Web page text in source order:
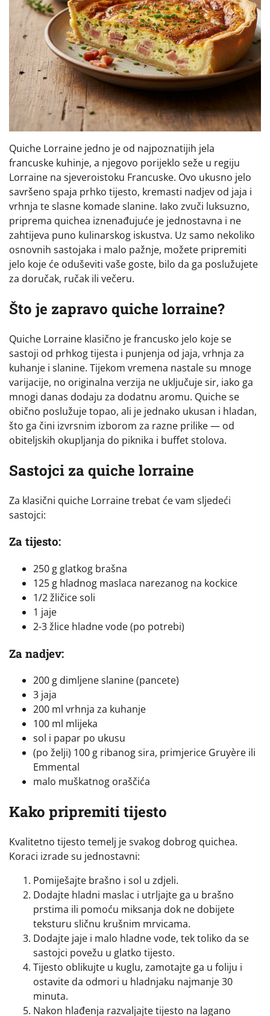
Quiche Lorraine jedno je od najpoznatijih jela
francuske kuhinje, a njegovo porijeklo seže u regiju
Lorraine na sjeveroistoku Francuske. Ovo ukusno jelo
savršeno spaja prhko tijesto, kremasti nadjev od jaja i
vrhnja te slasne komade slanine. Iako zvuči luksuzno,
priprema quichea iznenađujuće je jednostavna i ne
zahtijeva puno kulinarskog iskustva. Uz samo nekoliko
osnovnih sastojaka i malo pažnje, možete pripremiti
jelo koje će oduševiti vaše goste, bilo da ga poslužujete
za doručak, ručak ili večeru.
Što je zapravo quiche lorraine?
Quiche Lorraine klasično je francusko jelo koje se
sastoji od prhkog tijesta i punjenja od jaja, vrhnja za
kuhanje i slanine. Tijekom vremena nastale su mnoge
varijacije, no originalna verzija ne uključuje sir, iako ga
mnogi danas dodaju za dodatnu aromu. Quiche se
obično poslužuje topao, ali je jednako ukusan i hladan,
što ga čini izvrsnim izborom za razne prilike — od
obiteljskih okupljanja do piknika i buffet stolova.
Sastojci za quiche lorraine
Za klasični quiche Lorraine trebat će vam sljedeći
sastojci:
Za tijesto:
250 g glatkog brašna
125 g hladnog maslaca narezanog na kockice
1/2 žličice soli
1 jaje
2-3 žlice hladne vode (po potrebi)
Za nadjev:
200 g dimljene slanine (pancete)
3 jaja
200 ml vrhnja za kuhanje
100 ml mlijeka
sol i papar po ukusu
(po želji) 100 g ribanog sira, primjerice Gruyère ili
Emmental
malo muškatnog oraščića
Kako pripremiti tijesto
Kvalitetno tijesto temelj je svakog dobrog quichea.
Koraci izrade su jednostavni:
Pomiješajte brašno i sol u zdjeli.
Dodajte hladni maslac i utrljajte ga u brašno
prstima ili pomoću miksanja dok ne dobijete
teksturu sličnu krušnim mrvicama.
Dodajte jaje i malo hladne vode, tek toliko da se
sastojci povežu u glatko tijesto.
Tijesto oblikujte u kuglu, zamotajte ga u foliju i
ostavite da odmori u hladnjaku najmanje 30
minuta.
Nakon hlađenja razvaljajte tijesto na lagano